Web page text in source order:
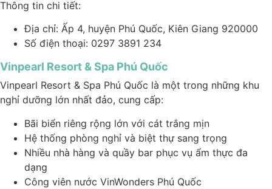
Thông tin chi tiết:
Địa chỉ: Ấp 4, huyện Phú Quốc, Kiên Giang 920000
Số điện thoại: 0297 3891 234
Vinpearl Resort & Spa Phú Quốc
Vinpearl Resort & Spa Phú Quốc là một trong những khu
nghỉ dưỡng lớn nhất đảo, cung cấp:
Bãi biển riêng rộng lớn với cát trắng mịn
Hệ thống phòng nghỉ và biệt thự sang trọng
Nhiều nhà hàng và quầy bar phục vụ ẩm thực đa
dạng
Công viên nước VinWonders Phú Quốc